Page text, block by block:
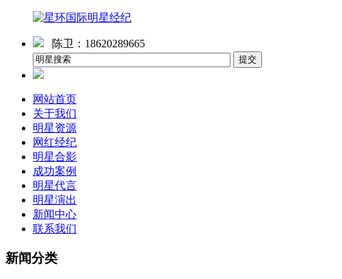
陈卫：18620289665
网站首页
关于我们
明星资源
网红经纪
明星合影
成功案例
明星代言
明星演出
新闻中心
联系我们
新闻分类